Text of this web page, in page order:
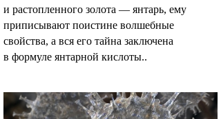
и растопленного золота — янтарь, ему
приписывают поистине волшебные
свойства, а вся его тайна заключена
в формуле янтарной кислоты..